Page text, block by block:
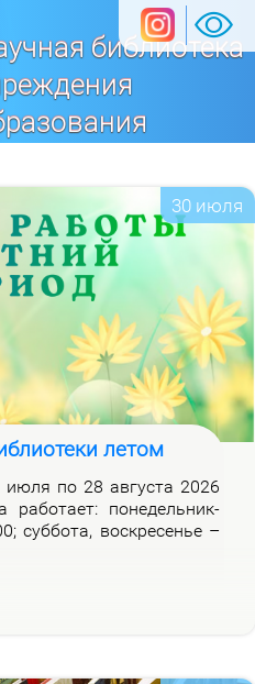
библиотека
университет30 июля
летом
по 28 ав­гу­ста 2026
ра­бо­та­ет: по­не­дель­ник-
суб­бо­та, вос­кре­се­нье –